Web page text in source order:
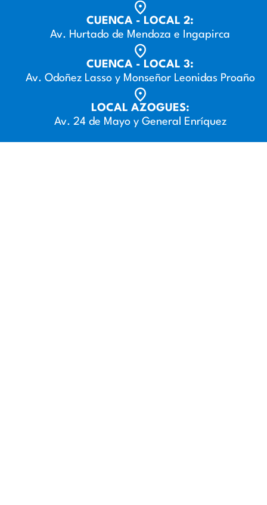
CUENCA - LOCAL 2:
Av. Hurtado de Mendoza e Ingapirca
CUENCA - LOCAL 3:
Av. Odoñez Lasso y Monseñor Leonidas Proaño
LOCAL AZOGUES:
Av. 24 de Mayo y General Enríquez